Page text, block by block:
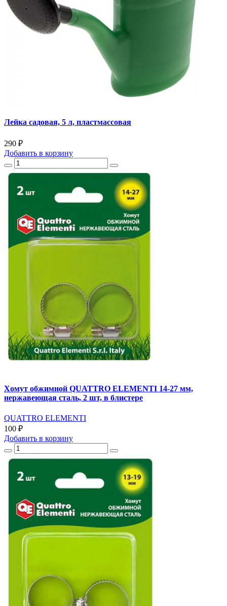
Лейка садовая, 5 л, пластмассовая
290 ₽
Добавить в корзину
Хомут обжимной QUATTRO ELEMENTI 14-27 мм,
нержавеющая сталь, 2 шт, в блистере
QUATTRO ELEMENTI
100 ₽
Добавить в корзину